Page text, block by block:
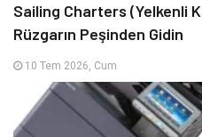
Sailing Charters (Yelkenli
Rüzgarın Peşinden Gidin
10 Tem 2026, Cum